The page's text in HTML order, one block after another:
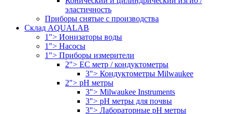
эластичность
Приборы снятые с производства
Склад AQUALAB
1"> Ионизаторы воды
1"> Насосы
1"> Приборы измерители
2"> EC метр / кондуктометры
3"> Кондуктометры Milwaukee
2"> pH метры
3"> Milwaukee Instruments
3"> pH метры для почвы
3"> Лабораторные pH метры